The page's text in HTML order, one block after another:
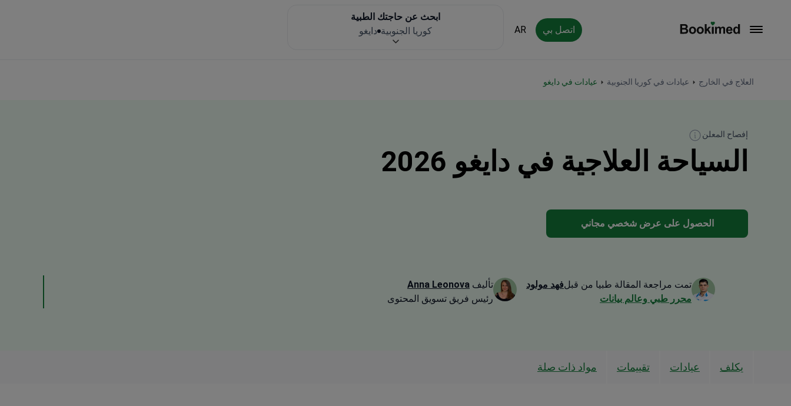
اتصل بي AR
العلاج في الخارج عيادات في كوريا الجنوبية عيادات في دايغو
ابحث عن حاجتك الطبية
كوريا الجنوبية دايغو
إفصاح المعلن
السياحة العلاجية في دايغو 2026
الحصول على عرض شخصي مجاني
تمت مراجعة المقالة طبيا من قبلفهد مولود
محرر طبي وعالم بيانات
تأليف Anna Leonova
رئيس فريق تسويق المحتوى
يكلف عيادات تقييمات مواد ذات صلة